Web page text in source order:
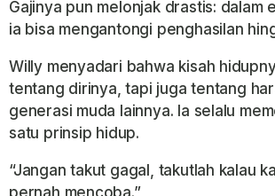
Gajinya pun melonjak drastis: dalam
ia bisa mengantongi penghasilan
Willy menyadari bahwa kisah
tentang dirinya, tapi juga tentang
generasi muda lainnya. Ia selalu
satu prinsip hidup.
“Jangan takut gagal, takutlah kalau
pernah mencoba.”